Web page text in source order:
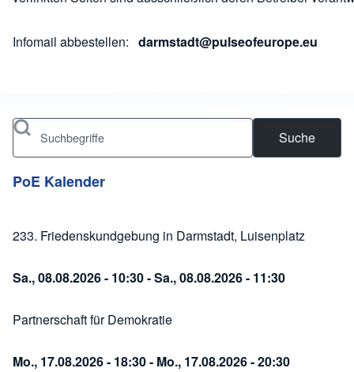
Infomail abbestellen: darmstadt@pulseofeurope.eu
Suche
PoE Kalender
233. Friedenskundgebung in Darmstadt, Luisenplatz
Sa., 08.08.2026 - 10:30-Sa., 08.08.2026 - 11:30
Partnerschaft für Demokratie
Mo., 17.08.2026 - 18:30- Mo., 17.08.2026 - 20:30